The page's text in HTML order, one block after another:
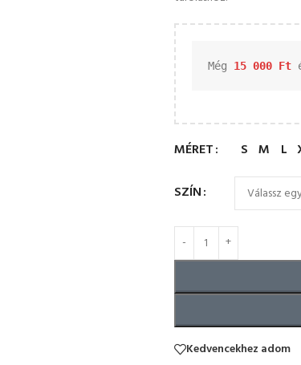
Még 15 000 Ft
MÉRET S M L
SZÍN
Kedvencekhez adom